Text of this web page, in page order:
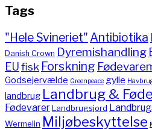
Tags
"Hele Svineriet" Antibiotika
Danish Crown Dyremishandling
EUfisk Forskning
Godsejervælde Greenpeace gylle
landbrug Landbrug &
FødevarerLandbrugsjord
Wermelin Miljøbeskyttelse